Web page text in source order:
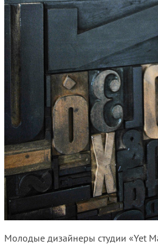
Молодые дизайнеры студии «Yet